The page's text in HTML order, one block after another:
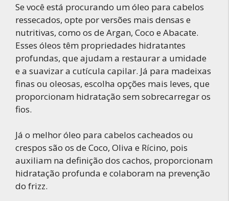
Se você está procurando um óleo para cabelos
ressecados, opte por versões mais densas e
nutritivas, como os de Argan, Coco e Abacate.
Esses óleos têm propriedades hidratantes
profundas, que ajudam a restaurar a umidade
e a suavizar a cutícula capilar. Já para madeixas
finas ou oleosas, escolha opções mais leves, que
proporcionam hidratação sem sobrecarregar os
fios.
Já o melhor óleo para cabelos cacheados ou
crespos são os de Coco, Oliva e Rícino, pois
auxiliam na definição dos cachos, proporcionam
hidratação profunda e colaboram na prevenção
do frizz.